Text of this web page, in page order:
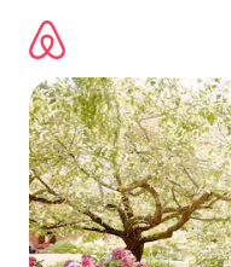
contenido